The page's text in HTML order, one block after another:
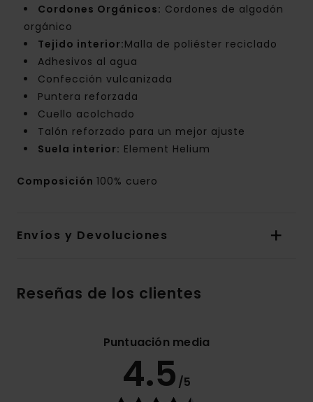
Cordones Orgánicos: Cordones de algodón
orgánico
Tejido interior:Malla de poliéster reciclado
Adhesivos al agua
Confección vulcanizada
Puntera reforzada
Cuello acolchado
Talón reforzado para un mejor ajuste
Suela interior: Element Helium
Composición 100% cuero
Envíos y Devoluciones
Reseñas de los clientes
Puntuación media
4.5 /5